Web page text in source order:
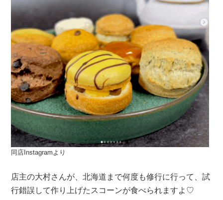
同店Instagramより
店主の大村さんが、北海道まで何度も修行に行って、試
行錯誤して作り上げたスコーンが食べられますよ♡